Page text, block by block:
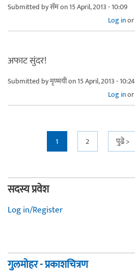
Submitted byसॅमon 15 April, 2013 - 10:09
Log inor
अफाट सुंदर!
Submitted byमृण्मयीon 15 April, 2013 - 10:24
Log inor
1 2 पुढे >
सदस्य प्रवेश
Log in/Register
गुलमोहर - प्रकाशचित्रण